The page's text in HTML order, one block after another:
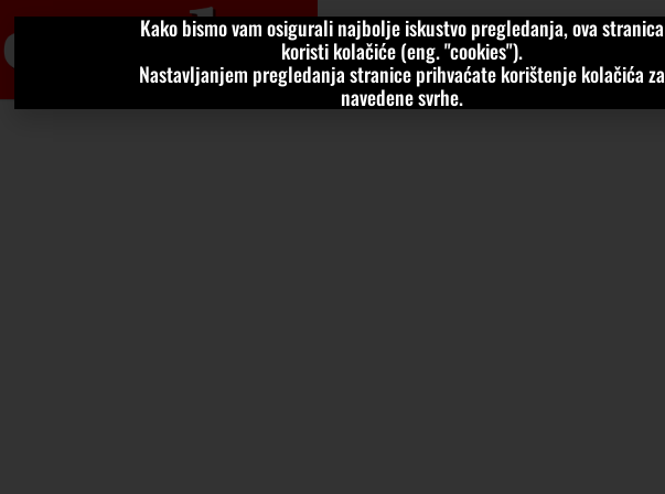
VIJESTI KOLUMNE KATEGORIJE
Kako bismo vam osigurali najbolje iskustvo pregledanja, ova stranica
koristi kolačiće (eng. "cookies").
Nastavljanjem pregledanja stranice prihvaćate korištenje kolačića za
navedene svrhe.